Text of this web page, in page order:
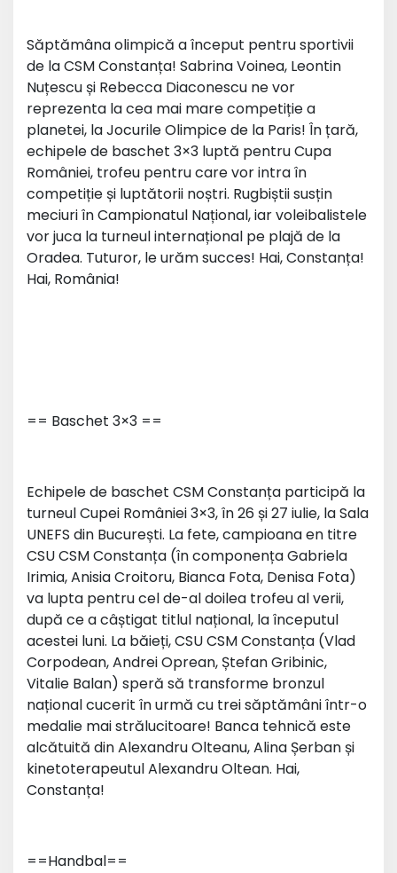
Săptămâna olimpică a început pentru sportivii
de la CSM Constanța! Sabrina Voinea, Leontin
Nuțescu și Rebecca Diaconescu ne vor
reprezenta la cea mai mare competiție a
planetei, la Jocurile Olimpice de la Paris! În țară,
echipele de baschet 3×3 luptă pentru Cupa
României, trofeu pentru care vor intra în
competiție și luptătorii noștri. Rugbiștii susțin
meciuri în Campionatul Național, iar voleibalistele
vor juca la turneul internațional pe plajă de la
Oradea. Tuturor, le urăm succes! Hai, Constanța!
Hai, România!
== Baschet 3×3 ==
Echipele de baschet CSM Constanța participă la
turneul Cupei României 3×3, în 26 și 27 iulie, la Sala
UNEFS din București. La fete, campioana en titre
CSU CSM Constanța (în componența Gabriela
Irimia, Anisia Croitoru, Bianca Fota, Denisa Fota)
va lupta pentru cel de-al doilea trofeu al verii,
după ce a câștigat titlul național, la începutul
acestei luni. La băieți, CSU CSM Constanța (Vlad
Corpodean, Andrei Oprean, Ștefan Gribinic,
Vitalie Balan) speră să transforme bronzul
național cucerit în urmă cu trei săptămâni într-o
medalie mai strălucitoare! Banca tehnică este
alcătuită din Alexandru Olteanu, Alina Șerban și
kinetoterapeutul Alexandru Oltean. Hai,
Constanța!
==Handbal==